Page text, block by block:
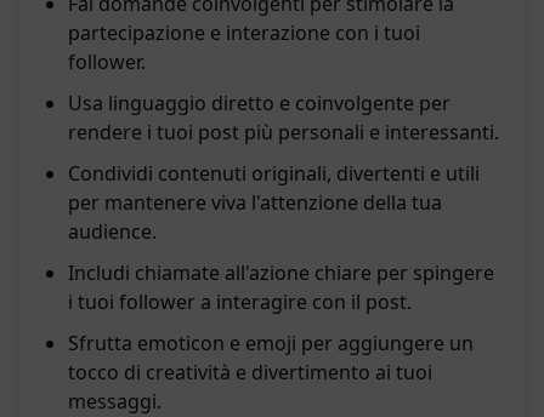
partecipazione e interazione con i tuoi
follower.
Usa linguaggio diretto e coinvolgente per
rendere i tuoi post più personali e interessanti.
Condividi contenuti originali, divertenti e utili
per mantenere viva l'attenzione della tua
audience.
Includi chiamate all'azione chiare per spingere
i tuoi follower a interagire con il post.
Sfrutta emoticon e emoji per aggiungere un
tocco di creatività e divertimento ai tuoi
messaggi.